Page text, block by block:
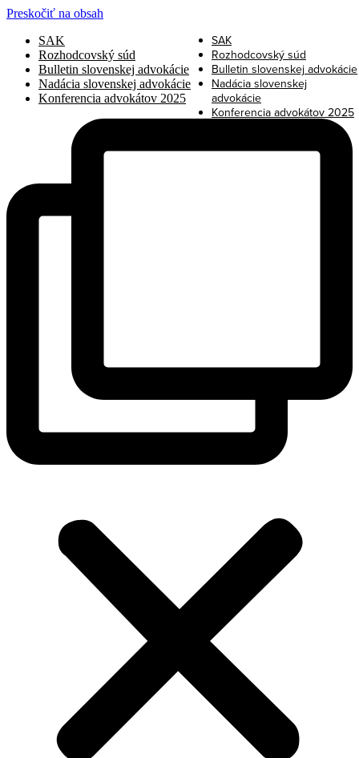
Preskočiť na obsah
SAK
Rozhodcovský súd
Bulletin slovenskej advokácie
Nadácia slovenskej advokácie
Konferencia advokátov 2025
SAK
Rozhodcovský súd
Bulletin slovenskej advokácie
Nadácia slovenskej
advokácie
Konferencia advokátov 2025